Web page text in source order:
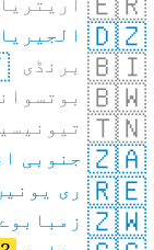
🇩🇿الجیریا
🇧🇮برنڈی
🇧🇼
🇹🇳
🇿🇦جنوبی
🇷🇪ری
🇿🇼زمبابوے